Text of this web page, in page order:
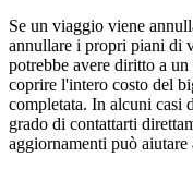
Se un viaggio viene
annullare i propri piani di
potrebbe avere diritto a
coprire l'intero costo del
completata. In alcuni casi
grado di contattarti
aggiornamenti può